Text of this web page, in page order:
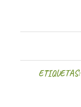
ETIQUETAS: